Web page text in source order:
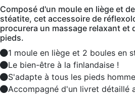
Composé d'un moule en liège et
stéatite, cet accessoire de
procurera un massage relaxant
pieds.
1 moule en liège et 2 boules en
Le bien-être à la finlandaise !
S'adapte à tous les pieds
Accompagné d'un livret détaillé